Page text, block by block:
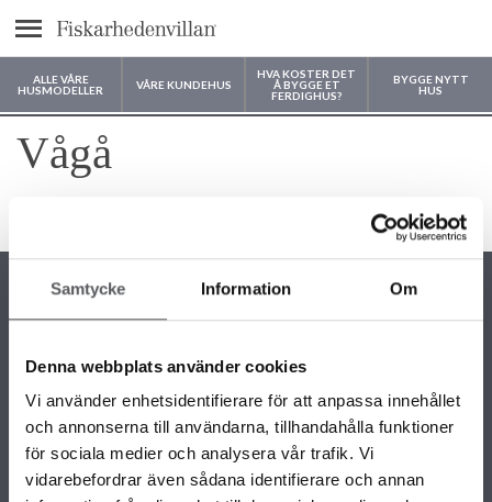
Samtycke Information Om
Denna webbplats använder cookies
Vi använder enhetsidentifierare för att anpassa innehållet
och annonserna till användarna, tillhandahålla funktioner
för sociala medier och analysera vår trafik. Vi
vidarebefordrar även sådana identifierare och annan
text.menu
ALLE VÅRE
HUSMODELLER
VÅRE KUNDEHUS
HVA KOSTER DET
Å BYGGE ET
FERDIGHUS?
BYGGE NYTT
HUS
Hvor vil du bygge huset ditt?
Vågå
KONTAKTINFORMASJON
22 58 87 50
info@fiskarhedenvillan.no
Fiskarhedenvillan AS c/o Fiskarhedenvillan Box 882 SE-781 29
BORLÄNGE SVERIGE